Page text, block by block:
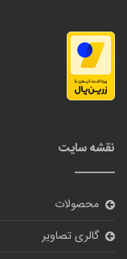
نقشه سایت
محصولات
گالری تصاویر